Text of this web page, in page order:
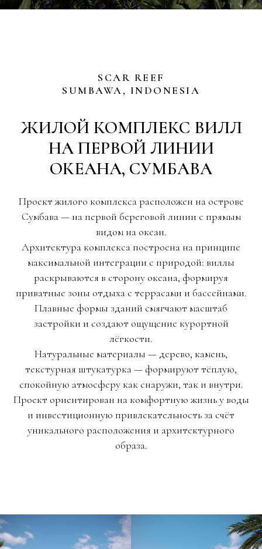
SCAR REEF
SUMBAWA, INDONESIA
ЖИЛОЙ КОМПЛЕКС ВИЛЛ
НА ПЕРВОЙ ЛИНИИ
ОКЕАНА, СУМБАВА
Проект жилого комплекса расположен на острове
Сумбава — на первой береговой линии с прямым
видом на океан.
Архитектура комплекса построена на принципе
максимальной интеграции с природой: виллы
раскрываются в сторону океана, формируя
приватные зоны отдыха с террасами и бассейнами.
Плавные формы зданий смягчают масштаб
застройки и создают ощущение курортной
лёгкости.
Натуральные материалы — дерево, камень,
текстурная штукатурка — формируют тёплую,
спокойную атмосферу как снаружи, так и внутри.
Проект ориентирован на комфортную жизнь у воды
и инвестиционную привлекательность за счёт
уникального расположения и архитектурного
образа.